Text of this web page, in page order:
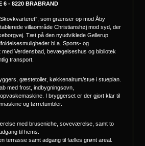
6 - 8220 BRABRAND
som grænser op mod Åby
villaområde Christianshøj mod syd, der
Tæt på den nyudviklede Gellerup
bl.a. Sports- og
med Verdensbad, bevægelseshus og bibliotek
transport.
gæstetoilet, køkkenalrum/stue i stueplan.
med frost, indbygningsovn,
I bryggerset er der gjort klar til
og tørretumbler.
med bruseniche, soveværelse, samt to
til hems.
terrasse samt adgang til fælles grønt areal.